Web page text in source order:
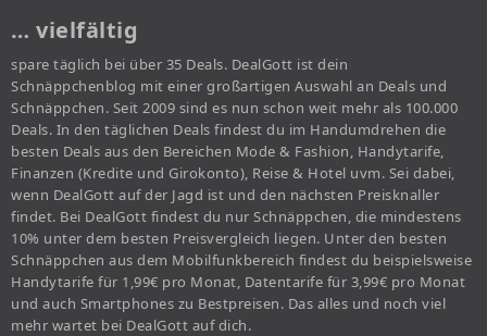
… vielfältig
spare täglich bei über 35 Deals. DealGott ist dein
Schnäppchenblog mit einer großartigen Auswahl an Deals und
Schnäppchen. Seit 2009 sind es nun schon weit mehr als 100.000
Deals. In den täglichen Deals findest du im Handumdrehen die
besten Deals aus den Bereichen Mode & Fashion, Handytarife,
Finanzen (Kredite und Girokonto), Reise & Hotel uvm. Sei dabei,
wenn DealGott auf der Jagd ist und den nächsten Preisknaller
findet. Bei DealGott findest du nur Schnäppchen, die mindestens
10% unter dem besten Preisvergleich liegen. Unter den besten
Schnäppchen aus dem Mobilfunkbereich findest du beispielsweise
Handytarife für 1,99€ pro Monat, Datentarife für 3,99€ pro Monat
und auch Smartphones zu Bestpreisen. Das alles und noch viel
mehr wartet bei DealGott auf dich.